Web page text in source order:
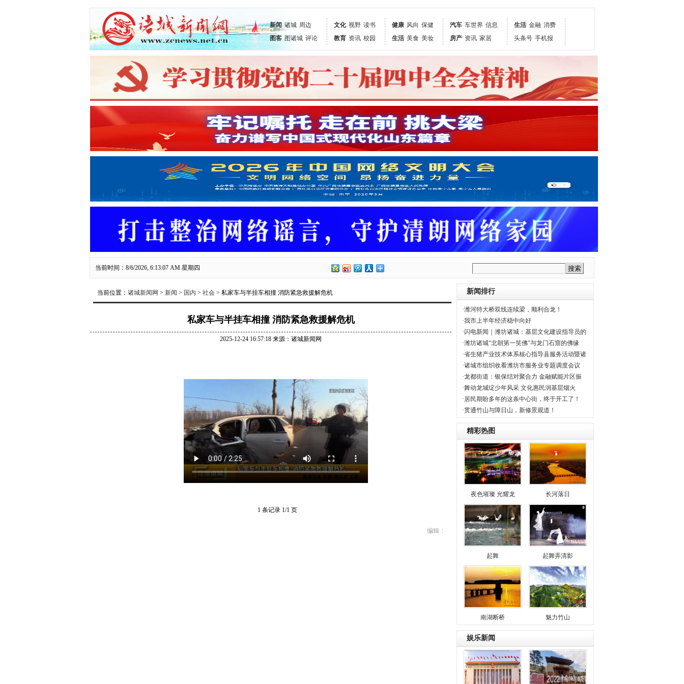
新闻 诸城 周边
图客 图诸城 评论
文化 视野 读书
教育 资讯 校园
健康 风向 保健
生活 美食 美妆
汽车 车世界 信息
房产 资讯 家居
生活 金融 消费
头条号 手机报
当前时间：8/6/2026, 6:13:07 AM 星期四
当前位置： 诸城新闻网 > 新闻 > 国内 > 社会 > 私家车与半挂车相撞 消防紧急救援解危机
私家车与半挂车相撞 消防紧急救援解危机
2025-12-24 16:57:18 来源：诸城新闻网
1 条记录 1/1 页
编辑：
新闻排行
·潍河特大桥双线连续梁，顺利合龙！
·我市上半年经济稳中向好
·闪电新闻｜潍坊诸城：基层文化建设指导员的
·潍坊诸城“北朝第一笑佛”与龙门石窟的佛缘
·省生猪产业技术体系核心指导县服务活动暨诸
·诸城市组织收看潍坊市服务业专题调度会议
·龙都街道：银保结对聚合力 金融赋能片区振
·舞动龙城绽少年风采 文化惠民润基层烟火
·居民期盼多年的这条中心街，终于开工了！
·贯通竹山与障日山，新修景观道！
精彩热图
夜色璀璨 光耀龙 长河落日
起舞 起舞弄清影
南湖断桥 魅力竹山
娱乐新闻